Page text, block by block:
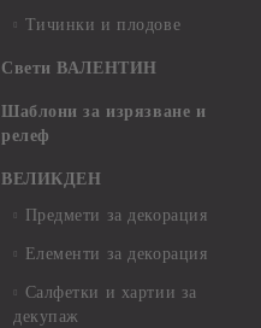
Тичинки и плодове
Свети ВАЛЕНТИН
Шаблони за изрязване и
релеф
ВЕЛИКДЕН
Предмети за декорация
Елементи за декорация
Салфетки и хартии за
декупаж